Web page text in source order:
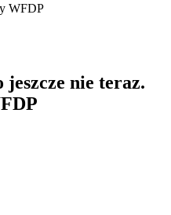
WFDP
nie teraz.